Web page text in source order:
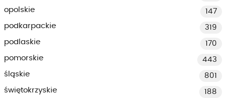
opolskie
147
podkarpackie
319
podlaskie
170
pomorskie
443
śląskie
801
świętokrzyskie
188